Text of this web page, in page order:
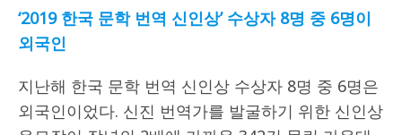
‘2019 한국 문학 번역 신인상’ 수상자 8명 중 6명이
외국인
지난해 한국 문학 번역 신인상 수상자 8명 중 6명은
외국인이었다. 신진 번역가를 발굴하기 위한 신인상